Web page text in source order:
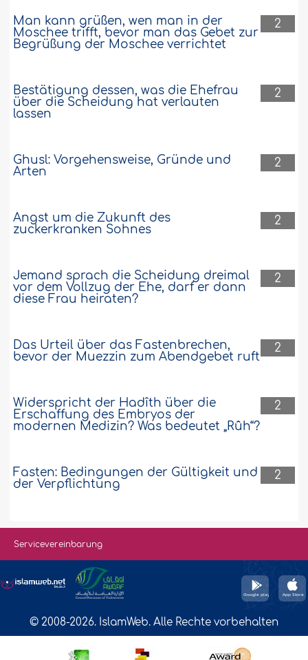
2
Man kann grüßen, wen man in der
Moschee trifft, bevor man das Gebet zur
Begrüßung der Moschee verrichtet
2
Bestätigung dessen, was die Ehefrau
über die Scheidung hat verlauten
lassen
2
Ghusl: Vorgehensweise, Gründe und
Arten
2
Angst um die Zukunft des
zuckerkranken Sohnes
2
Jemand sprach die Scheidung dreimal
vor dem Vollzug der Ehe, darf er dann
diese Frau heiraten?
2
Das Urteil über das Fastenbrechen,
bevor der Muezzin zum Abendgebet ruft
2
Widerspricht der Hadîth über die
Erschaffung des Embryos der
modernen Medizin? Was bedeutet „Rûh“?
2
Fasten: Bedingungen der Gültigkeit und
der Verpflichtung
Servicevereinbarung
© 2008-2026. IslamWeb. Alle Rechte vorbehalten